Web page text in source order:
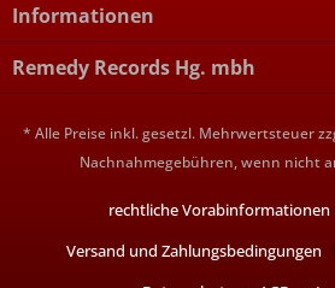
Informationen
Remedy Records Hg. mbh
* Alle Preise inkl. gesetzl. Mehrwertsteuer
Nachnahmegebühren, wenn nicht
rechtliche Vorabinformationen
Versand und Zahlungsbedingungen